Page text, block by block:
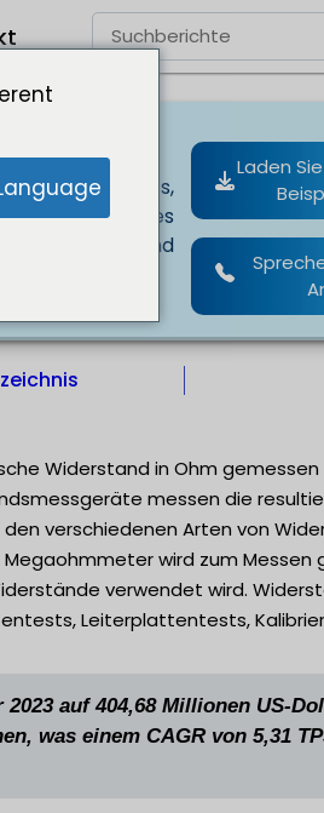
des Marktes
tragbaren und
Laden
Widerstand in Ohm gemessen
messen die
verschiedenen Arten von
wird zum
verwendet wird.
Leiterplattentests,
auf 404,68 Millionen US-
was einem CAGR von 5,31